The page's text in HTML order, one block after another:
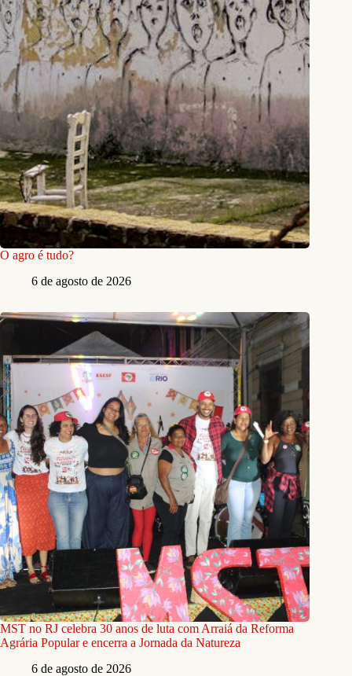
O agro é tudo?
6 de agosto de 2026
MST no RJ celebra 30 anos de luta com Arraiá da Reforma
Agrária Popular e encerra a Jornada da Natureza
6 de agosto de 2026